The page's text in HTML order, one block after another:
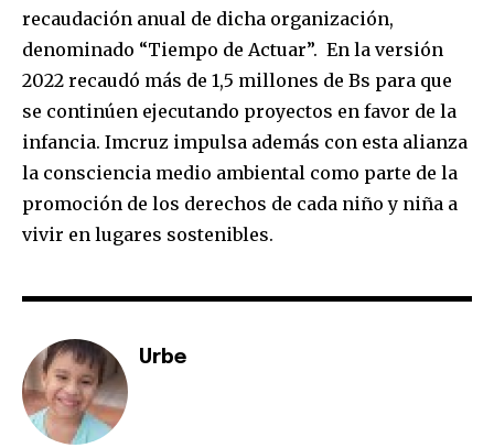
recaudación anual de dicha organización,
denominado “Tiempo de Actuar”. En la versión
2022 recaudó más de 1,5 millones de Bs para que
se continúen ejecutando proyectos en favor de la
infancia. Imcruz impulsa además con esta alianza
la consciencia medio ambiental como parte de la
promoción de los derechos de cada niño y niña a
vivir en lugares sostenibles.
Urbe